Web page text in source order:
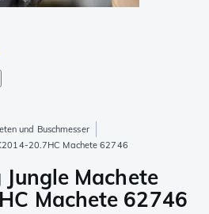
und Buschmesser
20.7HC Machete 62746
Machete
Machete 62746